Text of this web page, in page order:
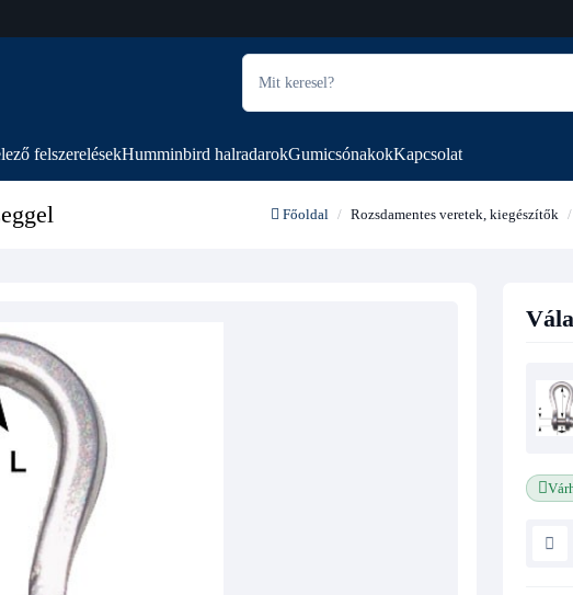
felszerelésekHumminbird halradarokGumicsónakokKapcsolat
Főoldal Rozsdamentes veretek, kiegészítők